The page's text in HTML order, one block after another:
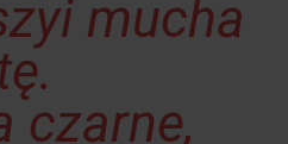
mucha
czarne,